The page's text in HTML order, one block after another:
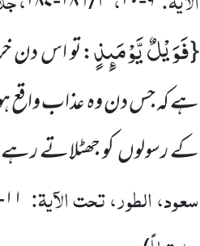
{فَوَیْلٌ یَّوْمَىٕذٍ:تو اس دن
ہے کہ جس دن وہ عذاب واقع
کے رسولوں کو جھٹلاتے
سعود، الطور، تحت الآیۃ: ۱۱-۱۲